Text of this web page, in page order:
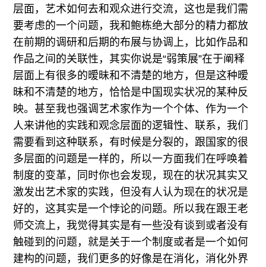
层面，艺术如何去和观众进行交流，这也是我们需
要考虑的一个问题，我和鲍栋绝大部分的精力都放
在前期的调研和后期的布展与协调上，比如作品和
作品之间的关联性，其实你说是“弱策展”在于阐释
层面上有很多的暧昧和不清楚的地方，但是这种暧
昧和不清楚的地方，恰恰是中国现实状况的某种反
映。甚至我也强调艺术家作为一个个体、作为一个
人来讲他的实践和观念层面的逻辑性、联系，我们
需要看到这种联系，有时候是分裂的，跟国家的很
多层面的问题是一样的，所以一方面我们在呼唤着
制度的变革，同时你也会发现，现在的状况其实又
激发出艺术家的实践，但没有人认为现在的状况是
好的，这其实是一个悖论的问题。所以我在跟王老
师交流上，我觉得其实是有一些没有谈到或者没有
触碰到的问题，就是关于一个制度或者是一个如何
建构的问题，我们更多的好像是在消化，消化外界